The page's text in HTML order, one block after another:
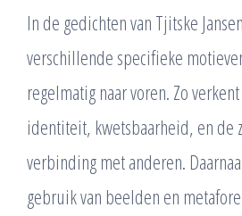
In de gedichten van Tjitske
verschillende specifieke
regelmatig naar voren. Zo verkent
identiteit, kwetsbaarheid, en de
verbinding met anderen.
gebruik van beelden en